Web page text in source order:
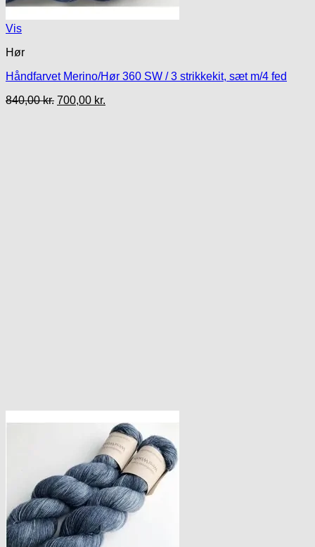
Vis
Hør
Håndfarvet Merino/Hør 360 SW / 3 strikkekit, sæt m/4 fed
840,00kr. Den
700,00 kr.